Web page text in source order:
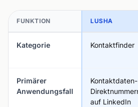
FUNKTION LUSHA
Kategorie Kontaktfinder
Primärer
Anwendungsfall
auf LinkedIn